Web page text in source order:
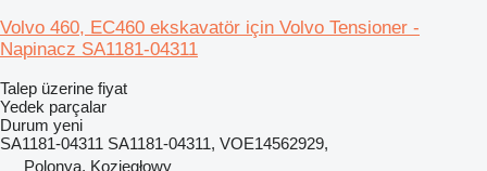
Volvo 460, EC460 ekskavatör için Volvo Tensioner -
Napinacz SA1181-04311
Talep üzerine fiyat
Yedek parçalar
Durum yeni
SA1181-04311 SA1181-04311, VOE14562929,
Polonya, Koziegłowy